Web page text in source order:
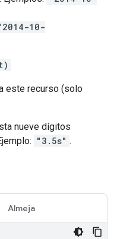
10-
este recurso (solo
nueve dígitos
"3.5s" .
Almeja